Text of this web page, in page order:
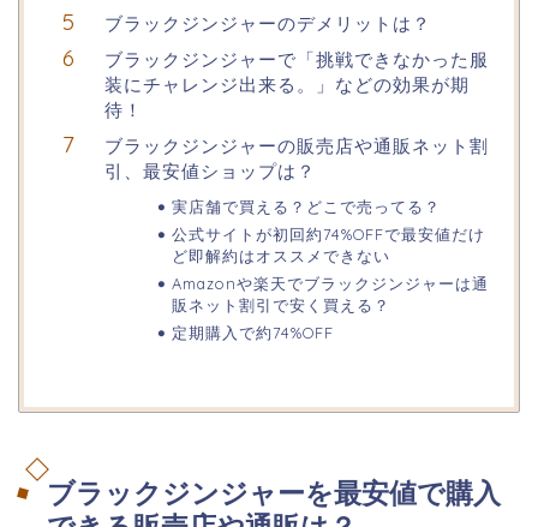
ブラックジンジャーのデメリットは？
ブラックジンジャーで「挑戦できなかった服
装にチャレンジ出来る。」などの効果が期
待！
ブラックジンジャーの販売店や通販ネット割
引、最安値ショップは？
実店舗で買える？どこで売ってる？
公式サイトが初回約74%OFFで最安値だけ
ど即解約はオススメできない
Amazonや楽天でブラックジンジャーは通
販ネット割引で安く買える？
定期購入で約74%OFF
ブラックジンジャーを最安値で購入